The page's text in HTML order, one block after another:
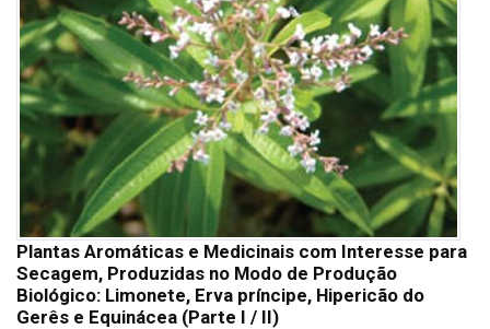
Plantas Aromáticas e Medicinais com Interesse para
Secagem, Produzidas no Modo de Produção
Biológico: Limonete, Erva príncipe, Hipericão do
Gerês e Equinácea (Parte I / II)